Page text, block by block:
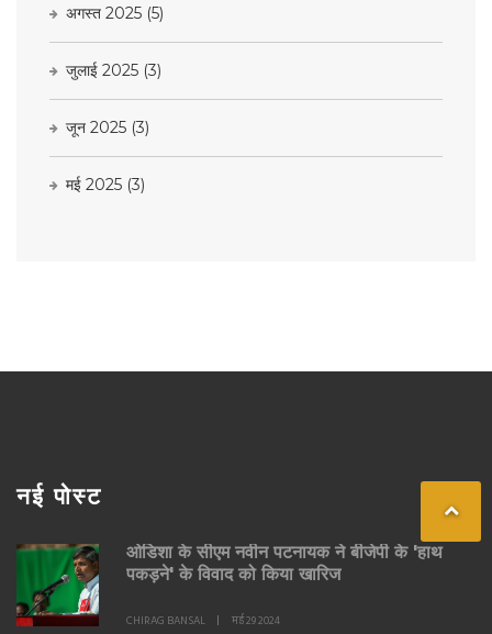
अगस्त 2025 (5)
जुलाई 2025 (3)
जून 2025 (3)
मई 2025 (3)
नई पोस्ट
ओडिशा के सीएम नवीन पटनायक ने बीजेपी के 'हाथ
पकड़ने' के विवाद को किया खारिज
CHIRAG BANSAL मई 29 2024